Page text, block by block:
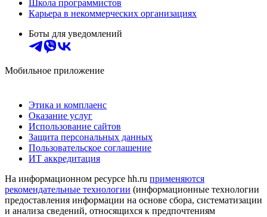
Школа программистов
Карьера в некоммерческих организациях
Боты для уведомлений
Мобильное приложение
Этика и комплаенс
Оказание услуг
Использование сайтов
Защита персональных данных
Пользовательское соглашение
ИТ аккредитация
На информационном ресурсе hh.ru применяются
рекомендательные технологии (информационные технологии
предоставления информации на основе сбора, систематизации
и анализа сведений, относящихся к предпочтениям